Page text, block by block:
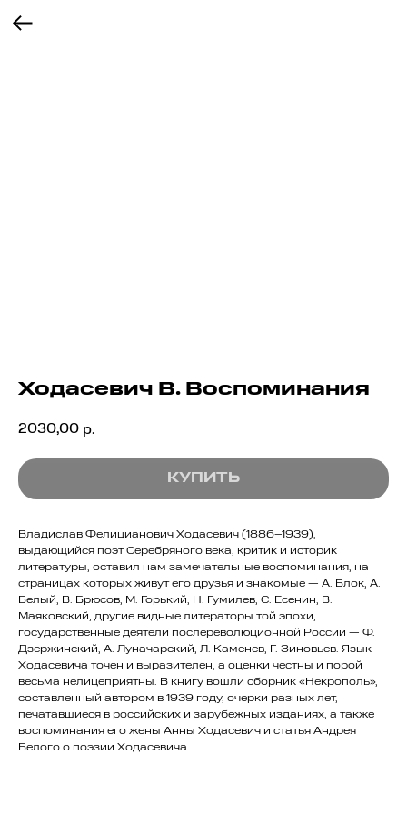
Ходасевич В. Воспоминания
2030,00 р.
КУПИТЬ
Владислав Фелицианович Ходасевич (1886–1939),
выдающийся поэт Серебряного века, критик и историк
литературы, оставил нам замечательные воспоминания, на
страницах которых живут его друзья и знакомые — А. Блок, А.
Белый, В. Брюсов, М. Горький, Н. Гумилев, С. Есенин, В.
Маяковский, другие видные литераторы той эпохи,
государственные деятели послереволюционной России — Ф.
Дзержинский, А. Луначарский, Л. Каменев, Г. Зиновьев. Язык
Ходасевича точен и выразителен, а оценки честны и порой
весьма нелицеприятны. В книгу вошли сборник «Некрополь»,
составленный автором в 1939 году, очерки разных лет,
печатавшиеся в российских и зарубежных изданиях, а также
воспоминания его жены Анны Ходасевич и статья Андрея
Белого о поэзии Ходасевича.